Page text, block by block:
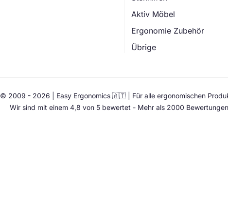
Aktiv Möbel
Ergonomie Zubehör
Übrige
© 2009 - 2026 | Easy Ergonomics 🇦🇹 | Für alle ergonomischen
Wir sind mit einem 4,8 von 5 bewertet - Mehr als 2000 Bewertungen